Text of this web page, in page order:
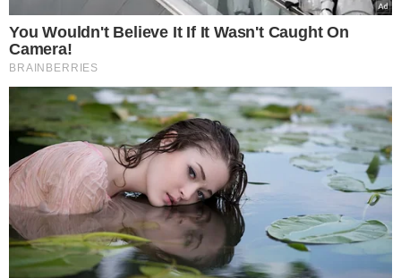
a presidência do bloco. O objetivo da iniciativa é ampliar a
participação de atores não-governamentais nos
processos decisórios do G20.
Também visa garantir espaço para as diferentes vozes,
lutas e reivindicações das populações e dos agentes não-
governamentais dos países que compõem as maiores
economias do mundo.O ponto alto do G20 Social será a
Cúpula Social, entre os dias 15 e 17 de novembro de
2024, às vésperas da Cúpula de Líderes do G20, as duas
no Rio de Janeiro.